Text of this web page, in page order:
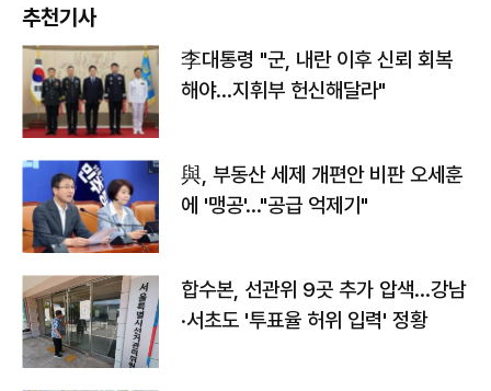
추천기사
李대통령 "군, 내란 이후 신뢰 회복
해야…지휘부 헌신해달라"
與, 부동산 세제 개편안 비판 오세훈
에 '맹공'…"공급 억제기"
합수본, 선관위 9곳 추가 압색…강남
·서초도 '투표율 허위 입력' 정황